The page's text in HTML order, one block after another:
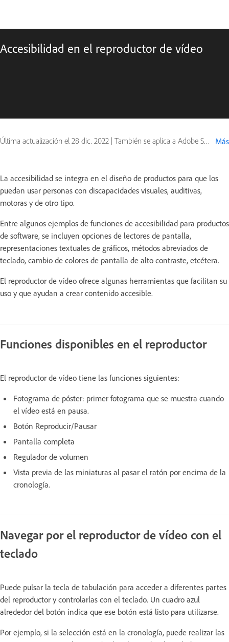
Accesibilidad en el reproductor de vídeo
Última actualización el 28 dic. 2022 | También se aplica a Adobe Spark, Behance Más
La accesibilidad se integra en el diseño de productos para que los
puedan usar personas con discapacidades visuales, auditivas,
motoras y de otro tipo.
Entre algunos ejemplos de funciones de accesibilidad para productos
de software, se incluyen opciones de lectores de pantalla,
representaciones textuales de gráficos, métodos abreviados de
teclado, cambio de colores de pantalla de alto contraste, etcétera.
El reproductor de vídeo ofrece algunas herramientas que facilitan su
uso y que ayudan a crear contenido accesible.
Funciones disponibles en el reproductor
El reproductor de vídeo tiene las funciones siguientes:
Fotograma de póster: primer fotograma que se muestra cuando
el vídeo está en pausa.
Botón Reproducir/Pausar
Pantalla completa
Regulador de volumen
Vista previa de las miniaturas al pasar el ratón por encima de la
cronología.
Navegar por el reproductor de vídeo con el
teclado
Puede pulsar la tecla de tabulación para acceder a diferentes partes
del reproductor y controlarlas con el teclado. Un cuadro azul
alrededor del botón indica que ese botón está listo para utilizarse.
Por ejemplo, si la selección está en la cronología, puede realizar las